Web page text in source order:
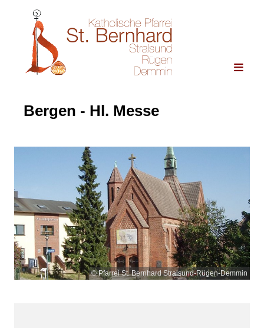
Bergen - Hl. Messe
© Pfarrei St. Bernhard Stralsund-Rügen-Demmin